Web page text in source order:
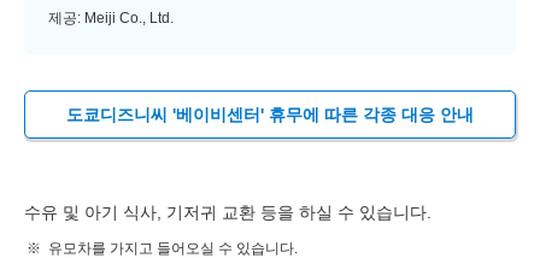
제공: Meiji Co., Ltd.
도쿄디즈니씨 '베이비센터' 휴무에 따른 각종 대응 안내
수유 및 아기 식사, 기저귀 교환 등을 하실 수 있습니다.
유모차를 가지고 들어오실 수 있습니다.